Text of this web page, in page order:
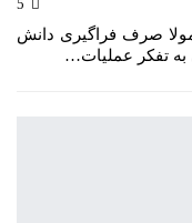
صرف فراگیری دانش
به تفکر عملیات…